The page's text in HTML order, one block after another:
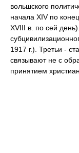
вольшского
начала XIV по
XVIII в. по сей
1917 г.). Третьи -
связывают не с
принятием